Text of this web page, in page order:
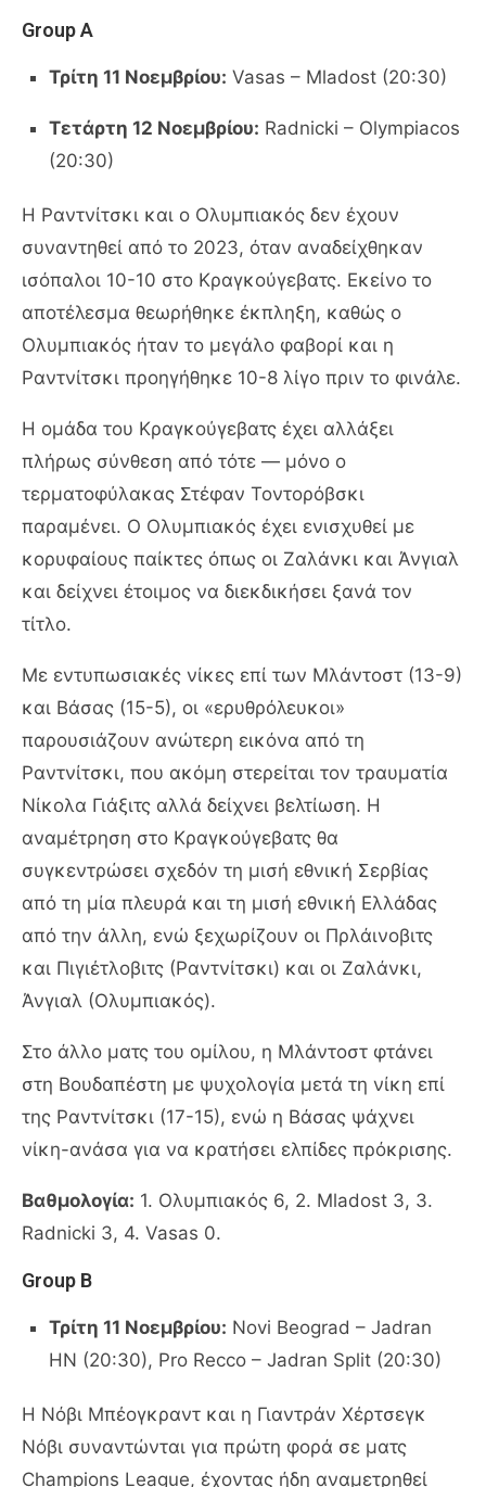
Group A
Τρίτη 11 Νοεμβρίου: Vasas – Mladost (20:30)
Τετάρτη 12 Νοεμβρίου: Radnicki – Olympiacos
(20:30)
Η Ραντνίτσκι και ο Ολυμπιακός δεν έχουν
συναντηθεί από το 2023, όταν αναδείχθηκαν
ισόπαλοι 10-10 στο Κραγκούγεβατς. Εκείνο το
αποτέλεσμα θεωρήθηκε έκπληξη, καθώς ο
Ολυμπιακός ήταν το μεγάλο φαβορί και η
Ραντνίτσκι προηγήθηκε 10-8 λίγο πριν το φινάλε.
Η ομάδα του Κραγκούγεβατς έχει αλλάξει
πλήρως σύνθεση από τότε — μόνο ο
τερματοφύλακας Στέφαν Τοντορόβσκι
παραμένει. Ο Ολυμπιακός έχει ενισχυθεί με
κορυφαίους παίκτες όπως οι Ζαλάνκι και Άνγιαλ
και δείχνει έτοιμος να διεκδικήσει ξανά τον
τίτλο.
Με εντυπωσιακές νίκες επί των Μλάντοστ (13-9)
και Βάσας (15-5), οι «ερυθρόλευκοι»
παρουσιάζουν ανώτερη εικόνα από τη
Ραντνίτσκι, που ακόμη στερείται τον τραυματία
Νίκολα Γιάξιτς αλλά δείχνει βελτίωση. Η
αναμέτρηση στο Κραγκούγεβατς θα
συγκεντρώσει σχεδόν τη μισή εθνική Σερβίας
από τη μία πλευρά και τη μισή εθνική Ελλάδας
από την άλλη, ενώ ξεχωρίζουν οι Πρλάινοβιτς
και Πιγιέτλοβιτς (Ραντνίτσκι) και οι Ζαλάνκι,
Άνγιαλ (Ολυμπιακός).
Στο άλλο ματς του ομίλου, η Μλάντοστ φτάνει
στη Βουδαπέστη με ψυχολογία μετά τη νίκη επί
της Ραντνίτσκι (17-15), ενώ η Βάσας ψάχνει
νίκη-ανάσα για να κρατήσει ελπίδες πρόκρισης.
Βαθμολογία: 1. Ολυμπιακός 6, 2. Mladost 3, 3.
Radnicki 3, 4. Vasas 0.
Group B
Τρίτη 11 Νοεμβρίου: Novi Beograd – Jadran
HN (20:30), Pro Recco – Jadran Split (20:30)
Η Νόβι Μπέογκραντ και η Γιαντράν Χέρτσεγκ
Νόβι συναντώνται για πρώτη φορά σε ματς
Champions League, έχοντας ήδη αναμετρηθεί